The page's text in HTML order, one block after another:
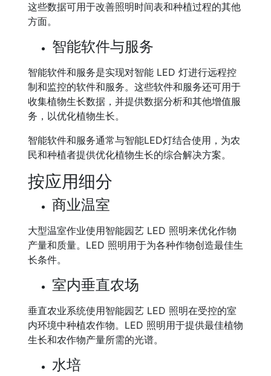
这些数据可用于改善照明时间表和种植过程的其他
方面。
智能软件与服务
智能软件和服务是实现对智能 LED 灯进行远程控
制和监控的软件和服务。这些软件和服务还可用于
收集植物生长数据，并提供数据分析和其他增值服
务，以优化植物生长。
智能软件和服务通常与智能LED灯结合使用，为农
民和种植者提供优化植物生长的综合解决方案。
按应用细分
商业温室
大型温室作业使用智能园艺 LED 照明来优化作物
产量和质量。LED 照明用于为各种作物创造最佳生
长条件。
室内垂直农场
垂直农业系统使用智能园艺 LED 照明在受控的室
内环境中种植农作物。LED 照明用于提供最佳植物
生长和农作物产量所需的光谱。
水培